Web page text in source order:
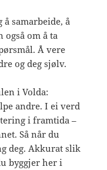
samarbeide, å
også om å ta
Å vere
og deg sjølv.
i Volda:
andre. I ei verd
i framtida –
Så når du
deg. Akkurat slik
byggjer her i